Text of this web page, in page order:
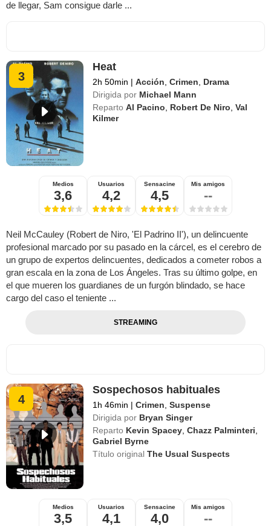
de llegar, Sam consigue darle ...
3
Heat
2h 50min | Acción ,Crimen
Drama
Dirigida por Michael Mann
Reparto Al Pacino Robert De Niro ,Val
Kilmer
Medios
3,6
Usuarios
4,2
Sensacine
4,5
Mis amigos
--
Neil McCauley (Robert de Niro, 'El Padrino II'), un delincuente
profesional marcado por su pasado en la cárcel, es el cerebro de
un grupo de expertos delincuentes, dedicados a cometer robos a
gran escala en la zona de Los Ángeles. Tras su último golpe, en
el que mueren los guardianes de un furgón blindado, se hace
cargo del caso el teniente ...
STREAMING
4
Sospechosos habituales
1h 46min | Crimen ,Suspense
Dirigida por Bryan Singer
Reparto Kevin Spacey ,Chazz Palminteri
Gabriel Byrne
Título originalThe Usual Suspects
Medios
3,5
Usuarios
4,1
Sensacine
4,0
Mis amigos
--